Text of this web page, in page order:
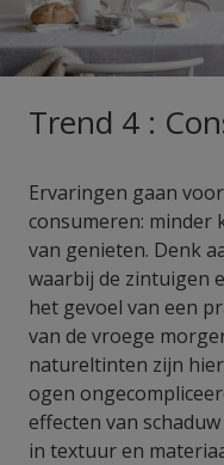
Trend 4 :
Ervaringen gaan
consumeren: minder
van genieten. Denk
waarbij de zintuigen
het gevoel van een
van de vroege
natureltinten zijn
ogen
effecten van
in textuur en